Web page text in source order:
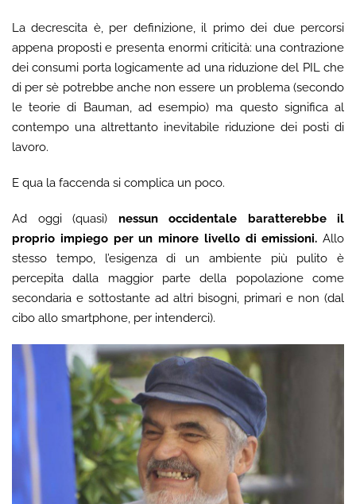
La decrescita è, per definizione, il primo dei due percorsi
appena proposti e presenta enormi criticità: una contrazione
dei consumi porta logicamente ad una riduzione del PIL che
di per sè potrebbe anche non essere un problema (secondo
le teorie di Bauman, ad esempio) ma questo significa al
contempo una altrettanto inevitabile riduzione dei posti di
lavoro.
E qua la faccenda si complica un poco.
Ad oggi (quasi) nessun occidentale baratterebbe il
proprio impiego per un minore livello di emissioni. Allo
stesso tempo, l’esigenza di un ambiente più pulito è
percepita dalla maggior parte della popolazione come
secondaria e sottostante ad altri bisogni, primari e non (dal
cibo allo smartphone, per intenderci).